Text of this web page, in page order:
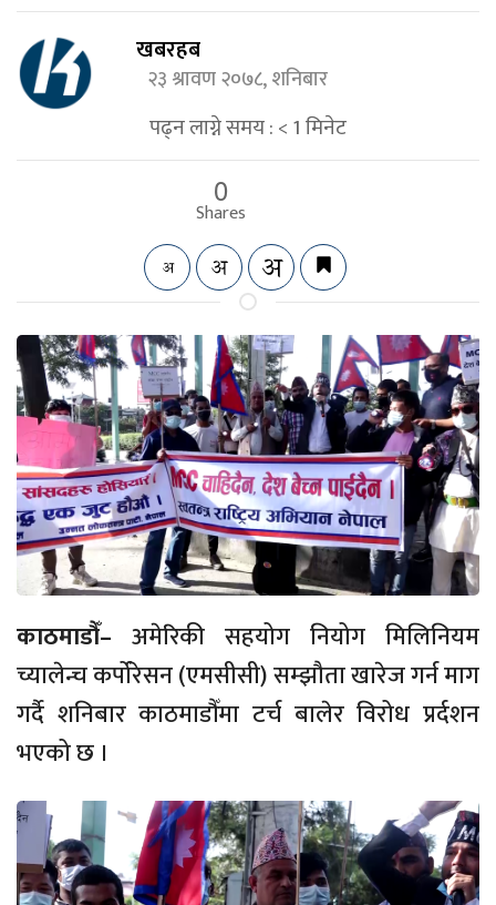
खबरहब
२३ श्रावण २०७८, शनिबार
पढ्न लाग्ने समय :< 1मिनेट
0
Shares
काठमाडौँ– अमेरिकी सहयोग नियोग मिलिनियम
च्यालेन्च कर्पोरेसन (एमसीसी) सम्झौता खारेज गर्न माग
गर्दै शनिबार काठमाडौँमा टर्च बालेर विरोध प्रर्दशन
भएको छ ।